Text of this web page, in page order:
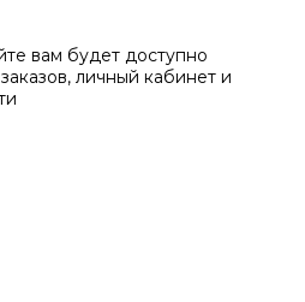
вам будет доступно
личный кабинет и